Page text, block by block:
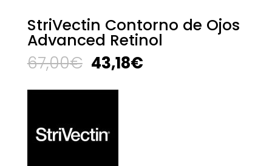
StriVectin Contorno de Ojos
Advanced Retinol
67,00€ El
precio
original
43,18€El